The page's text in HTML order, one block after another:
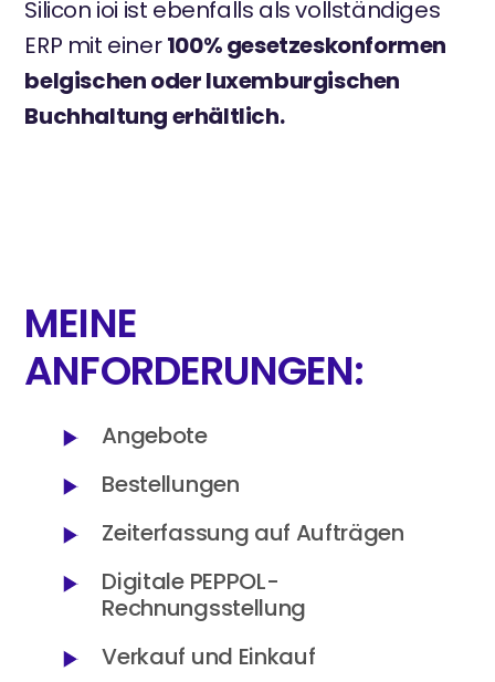
Silicon ioi ist ebenfalls als vollständiges
ERP mit einer100% gesetzeskonformen
belgischen oder luxemburgischen
Buchhaltung erhältlich.
MEINE
ANFORDERUNGEN:
Angebote
Bestellungen
Zeiterfassung auf Aufträgen
Digitale PEPPOL-
Rechnungsstellung
Verkauf und Einkauf